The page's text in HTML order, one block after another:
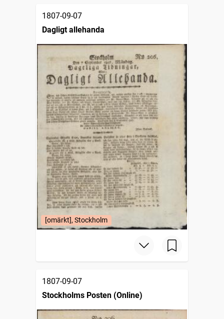
1807-09-07
Dagligt allehanda
[omärkt], Stockholm
1807-09-07
Stockholms Posten (Online)